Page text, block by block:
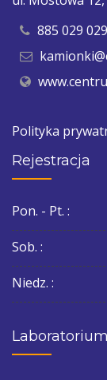
885 029 029
Polityka
Rejestracja
Pon. - Pt. :
Sob. :
Niedz. :
Laboratorium